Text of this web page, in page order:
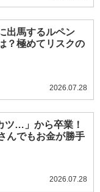
出馬するルペン
？極めてリスクの
2026.07.28
ツ…」から卒業！
んでもお金が勝手
2026.07.28